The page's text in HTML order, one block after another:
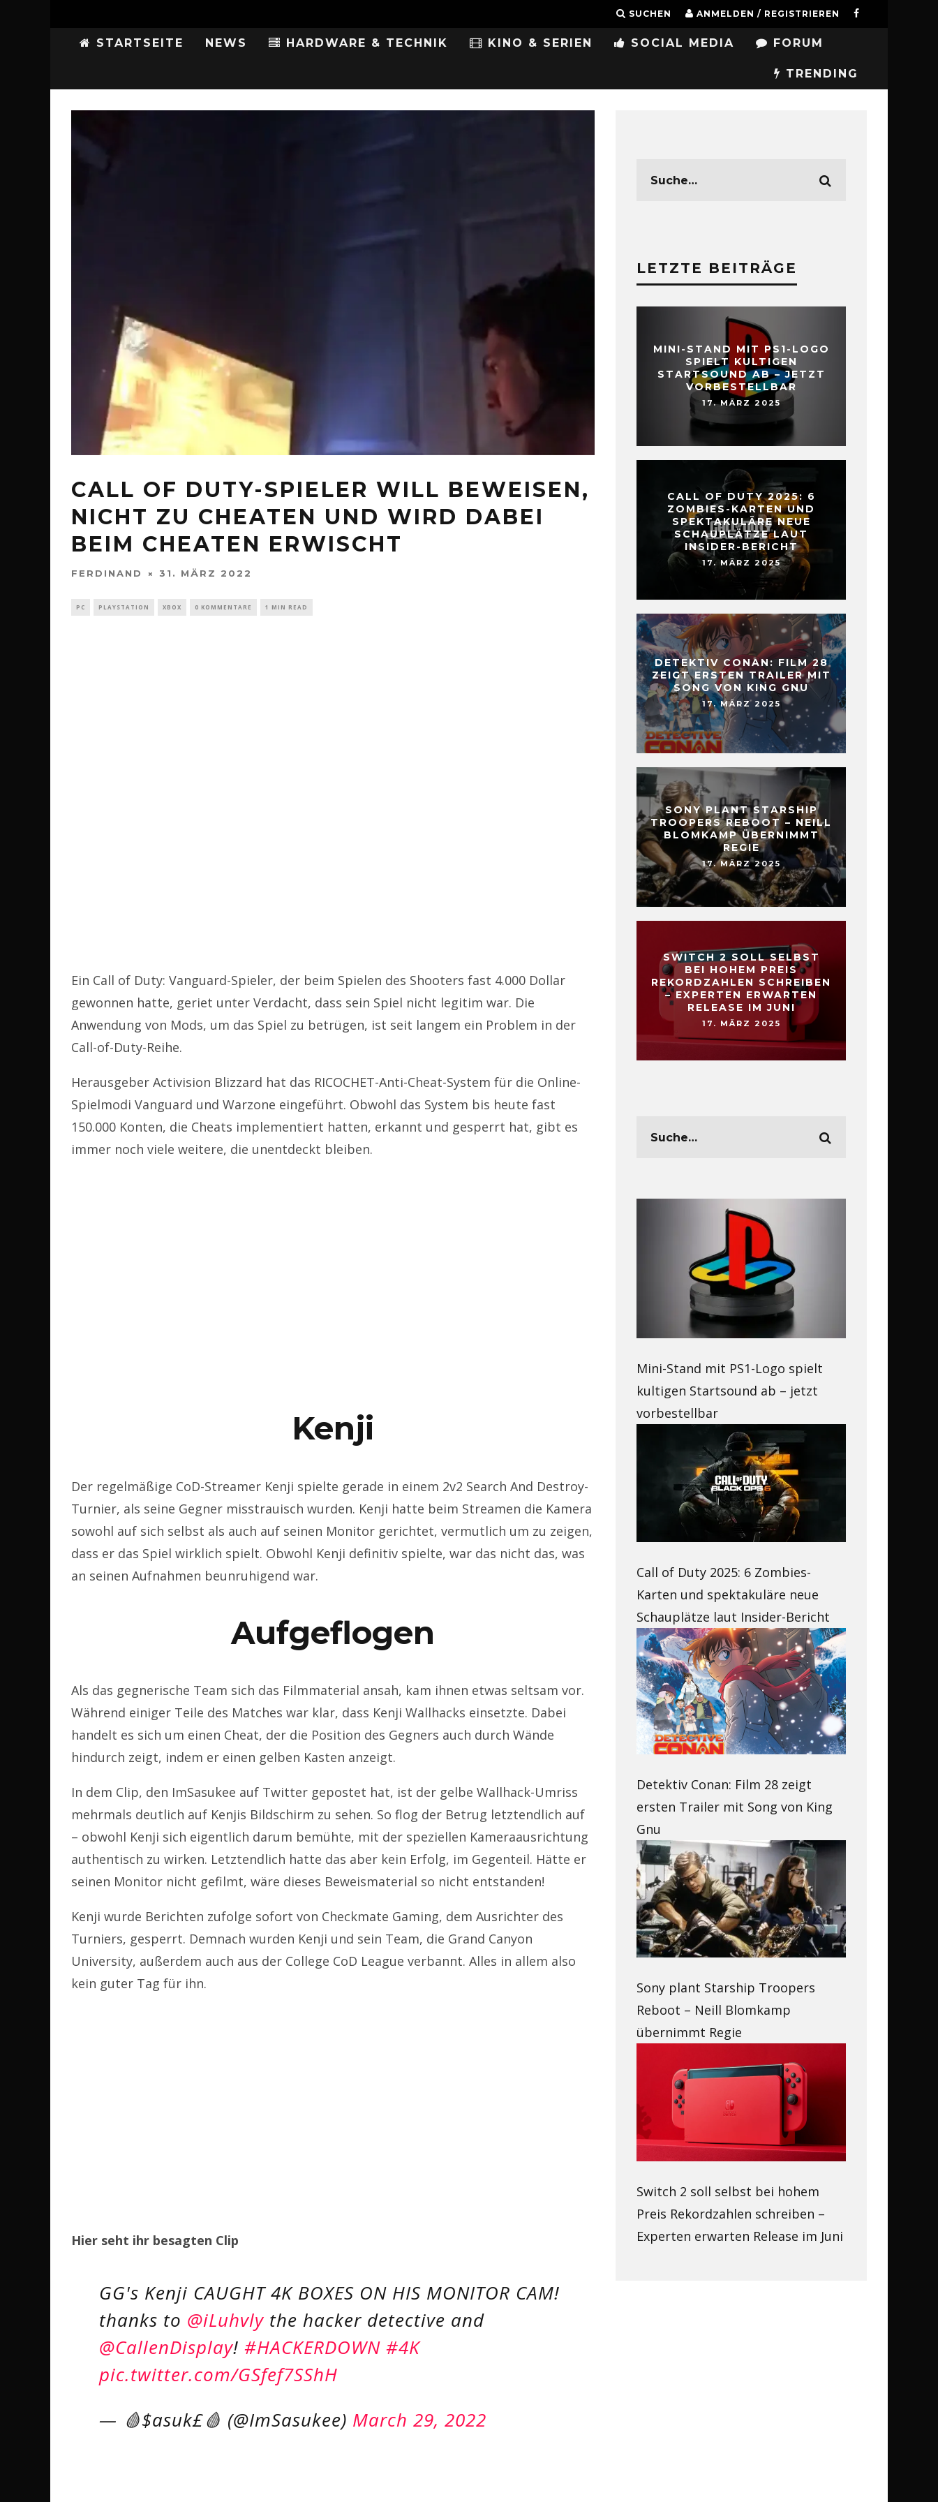
SUCHEN ANMELDEN / REGISTRIEREN
STARTSEITE NEWS HARDWARE & TECHNIK KINO & SERIEN SOCIAL MEDIA FORUM
TRENDING
CALL OF DUTY-SPIELER WILL BEWEISEN,
NICHT ZU CHEATEN UND WIRD DABEI
BEIM CHEATEN ERWISCHT
FERDINAND 31. MÄRZ 2022
PC PLAYSTATION XBOX 0 KOMMENTARE 1 MIN READ
Ein Call of Duty: Vanguard-Spieler, der beim Spielen des Shooters fast 4.000 Dollar
gewonnen hatte, geriet unter Verdacht, dass sein Spiel nicht legitim war. Die
Anwendung von Mods, um das Spiel zu betrügen, ist seit langem ein Problem in der
Call-of-Duty-Reihe.
Herausgeber Activision Blizzard hat das RICOCHET-Anti-Cheat-System für die Online-
Spielmodi Vanguard und Warzone eingeführt. Obwohl das System bis heute fast
150.000 Konten, die Cheats implementiert hatten, erkannt und gesperrt hat, gibt es
immer noch viele weitere, die unentdeckt bleiben.
Kenji
Der regelmäßige CoD-Streamer Kenji spielte gerade in einem 2v2 Search And Destroy-
Turnier, als seine Gegner misstrauisch wurden. Kenji hatte beim Streamen die Kamera
sowohl auf sich selbst als auch auf seinen Monitor gerichtet, vermutlich um zu zeigen,
dass er das Spiel wirklich spielt. Obwohl Kenji definitiv spielte, war das nicht das, was
an seinen Aufnahmen beunruhigend war.
Aufgeflogen
Als das gegnerische Team sich das Filmmaterial ansah, kam ihnen etwas seltsam vor.
Während einiger Teile des Matches war klar, dass Kenji Wallhacks einsetzte. Dabei
handelt es sich um einen Cheat, der die Position des Gegners auch durch Wände
hindurch zeigt, indem er einen gelben Kasten anzeigt.
In dem Clip, den ImSasukee auf Twitter gepostet hat, ist der gelbe Wallhack-Umriss
mehrmals deutlich auf Kenjis Bildschirm zu sehen. So flog der Betrug letztendlich auf
– obwohl Kenji sich eigentlich darum bemühte, mit der speziellen Kameraausrichtung
authentisch zu wirken. Letztendlich hatte das aber kein Erfolg, im Gegenteil. Hätte er
seinen Monitor nicht gefilmt, wäre dieses Beweismaterial so nicht entstanden!
Kenji wurde Berichten zufolge sofort von Checkmate Gaming, dem Ausrichter des
Turniers, gesperrt. Demnach wurden Kenji und sein Team, die Grand Canyon
University, außerdem auch aus der College CoD League verbannt. Alles in allem also
kein guter Tag für ihn.
Hier seht ihr besagten Clip
GG's Kenji CAUGHT 4K BOXES ON HIS MONITOR CAM!
thanks to @iLuhvly the hacker detective and
@CallenDisplay! #HACKERDOWN #4K
pic.twitter.com/GSfef7SShH
— 🩸$asuk£🩸 (@ImSasukee) March 29, 2022
LETZTE BEITRÄGE
MINI-STAND MIT PS1-LOGO
SPIELT KULTIGEN
STARTSOUND AB – JETZT
VORBESTELLBAR
17. MÄRZ 2025
CALL OF DUTY 2025: 6
ZOMBIES-KARTEN UND
SPEKTAKULÄRE NEUE
SCHAUPLÄTZE LAUT
INSIDER-BERICHT
17. MÄRZ 2025
DETEKTIV CONAN: FILM 28
ZEIGT ERSTEN TRAILER MIT
SONG VON KING GNU
17. MÄRZ 2025
SONY PLANT STARSHIP
TROOPERS REBOOT – NEILL
BLOMKAMP ÜBERNIMMT
REGIE
17. MÄRZ 2025
SWITCH 2 SOLL SELBST
BEI HOHEM PREIS
REKORDZAHLEN SCHREIBEN
– EXPERTEN ERWARTEN
RELEASE IM JUNI
17. MÄRZ 2025
Mini-Stand mit PS1-Logo spielt
kultigen Startsound ab – jetzt
vorbestellbar
Call of Duty 2025: 6 Zombies-
Karten und spektakuläre neue
Schauplätze laut Insider-Bericht
Detektiv Conan: Film 28 zeigt
ersten Trailer mit Song von King
Gnu
Sony plant Starship Troopers
Reboot – Neill Blomkamp
übernimmt Regie
Switch 2 soll selbst bei hohem
Preis Rekordzahlen schreiben –
Experten erwarten Release im Juni